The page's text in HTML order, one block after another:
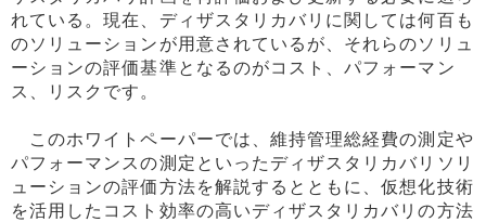
れている。現在、ディザスタリカバリに関しては何百も
のソリューションが用意されているが、それらのソリュ
ーションの評価基準となるのがコスト、パフォーマン
ス、リスクです。
このホワイトペーパーでは、維持管理総経費の測定や
パフォーマンスの測定といったディザスタリカバリソリ
ューションの評価方法を解説するとともに、仮想化技術
を活用したコスト効率の高いディザスタリカバリの方法